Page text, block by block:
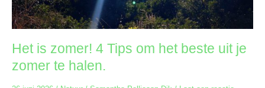
Het is zomer! 4 Tips om het beste uit je
zomer te halen.